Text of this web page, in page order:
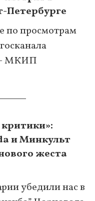
Петербурге
по просмотрам
- МКИП
и Минкульт
жеста
убедили нас в